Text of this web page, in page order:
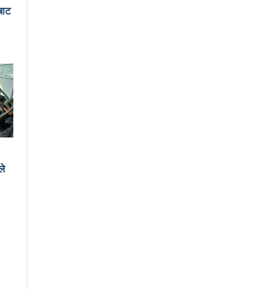
जनयुद्धको मुख्य मुद्दा होः प्रचण्ड
जनप्रतिनिधि
launched in Kunming
सदुपयोग गर्नुपर्नेमा वक्ताहरुको जोड
‘मनीषा’ सार्वजनिक
जाने र पार्टी सुदृढ गर्नेतिर ध्यान दिइनेछ : प्रचण्ड
जाँदै थियो जहाज
भयो काम